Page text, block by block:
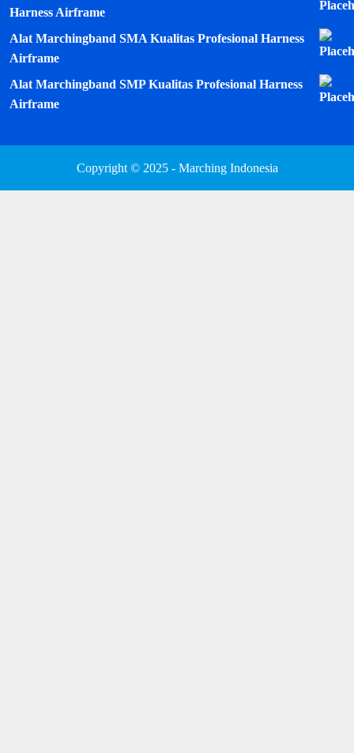
Harness Airframe
Alat Marchingband SMA Kualitas Profesional Harness
Airframe
Alat Marchingband SMP Kualitas Profesional Harness
Airframe
Copyright © 2025 - Marching Indonesia